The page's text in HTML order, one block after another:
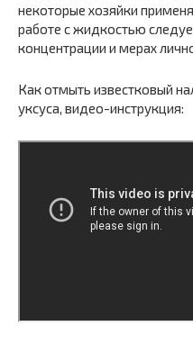
некоторые хозяйки
работе с жидкостью
концентрации и мерах
Как отмыть известковый
уксуса, видео-инструкция: